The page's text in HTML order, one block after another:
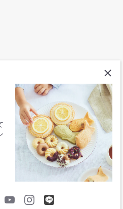
取引法に関する表記
ト利用規約
返金ポリシー